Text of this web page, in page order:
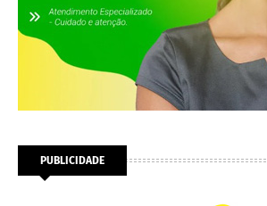
PUBLICIDADE